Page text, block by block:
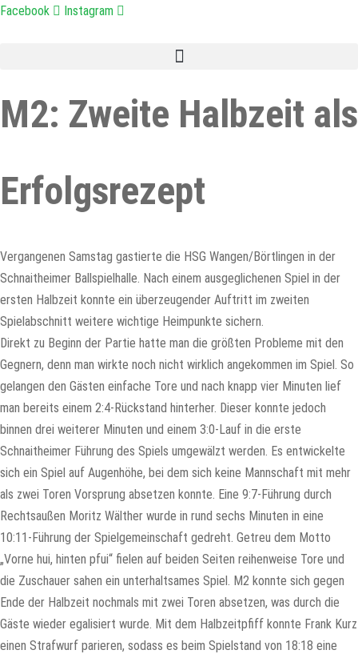
Zum
Facebook Instagram
M2: Zweite Halbzeit als
Erfolgsrezept
Vergangenen Samstag gastierte die HSG Wangen/Börtlingen in der
Schnaitheimer Ballspielhalle. Nach einem ausgeglichenen Spiel in der
ersten Halbzeit konnte ein überzeugender Auftritt im zweiten
Spielabschnitt weitere wichtige Heimpunkte sichern.
Direkt zu Beginn der Partie hatte man die größten Probleme mit den
Gegnern, denn man wirkte noch nicht wirklich angekommen im Spiel. So
gelangen den Gästen einfache Tore und nach knapp vier Minuten lief
man bereits einem 2:4-Rückstand hinterher. Dieser konnte jedoch
binnen drei weiterer Minuten und einem 3:0-Lauf in die erste
Schnaitheimer Führung des Spiels umgewälzt werden. Es entwickelte
sich ein Spiel auf Augenhöhe, bei dem sich keine Mannschaft mit mehr
als zwei Toren Vorsprung absetzen konnte. Eine 9:7-Führung durch
Rechtsaußen Moritz Wälther wurde in rund sechs Minuten in eine
10:11-Führung der Spielgemeinschaft gedreht. Getreu dem Motto
„Vorne hui, hinten pfui“ fielen auf beiden Seiten reihenweise Tore und
die Zuschauer sahen ein unterhaltsames Spiel. M2 konnte sich gegen
Ende der Halbzeit nochmals mit zwei Toren absetzen, was durch die
Gäste wieder egalisiert wurde. Mit dem Halbzeitpfiff konnte Frank Kurz
einen Strafwurf parieren, sodass es beim Spielstand von 18:18 eine